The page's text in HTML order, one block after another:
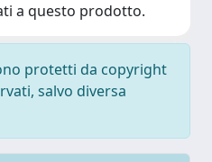
a questo prodotto.
protetti da copyright
salvo diversa